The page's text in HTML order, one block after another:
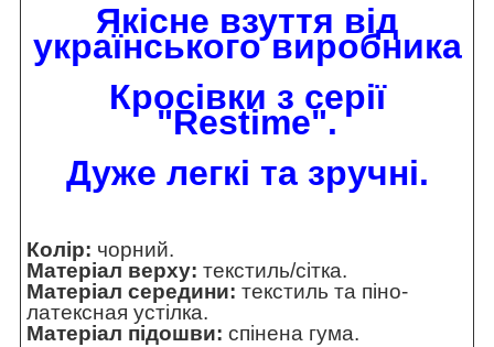
Якісне взуття від
українського виробника
Кросівки з серії
"Restime".
Дуже легкі та зручні.
Колір: чорний.
Матеріал верху: текстиль/сітка.
Матеріал середини: текстиль та піно-
латексная устілка.
Матеріал підошви: спінена гума.